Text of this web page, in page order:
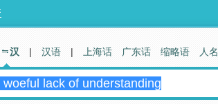
汉 | 汉语 | 上海话 广东话 缩略语 人名